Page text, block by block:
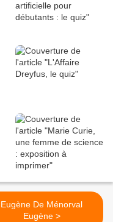
Eugène De Ménorval
Eugène >